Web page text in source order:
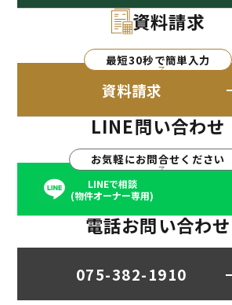
資料請求
最短30秒で簡単入力
資料請求
LINE問い合わせ
お気軽にお問合せください
LINEで相談
(物件オーナー専用)
電話お問い合わせ
075-382-1910